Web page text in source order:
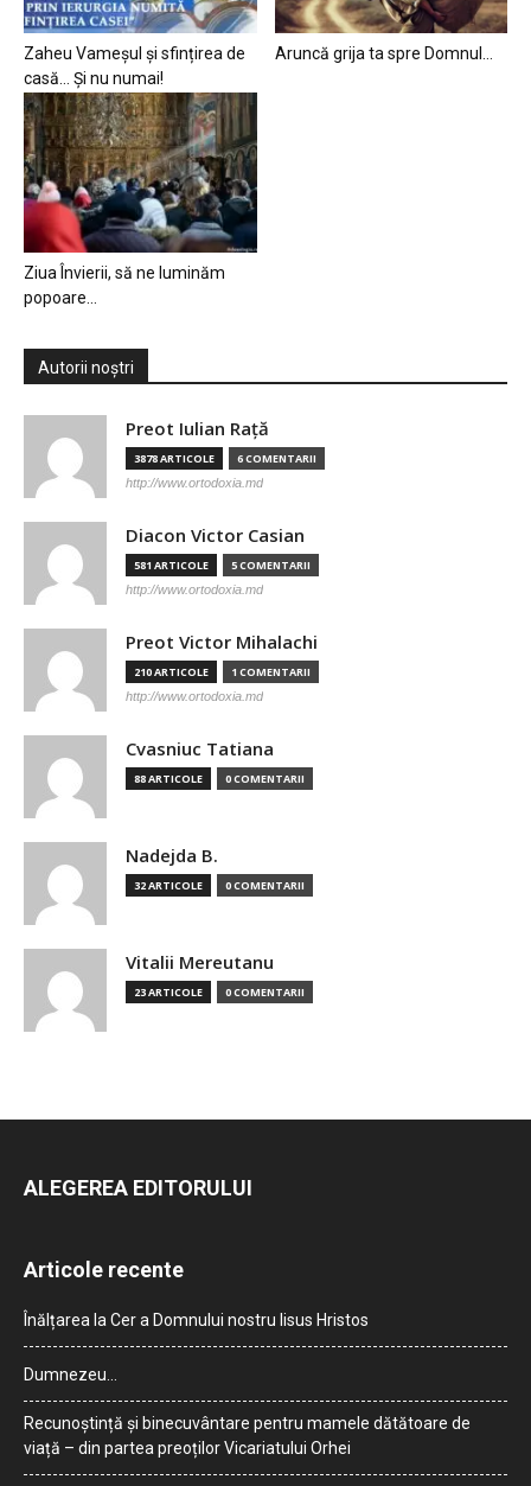
Zaheu Vameșul și sfințirea de
casă… Și nu numai!
Aruncă grija ta spre Domnul…
Ziua Învierii, să ne luminăm
popoare…
Autorii noștri
Preot Iulian Raţă
3878 ARTICOLE 6 COMENTARII
http://www.ortodoxia.md
Diacon Victor Casian
581 ARTICOLE 5 COMENTARII
http://www.ortodoxia.md
Preot Victor Mihalachi
210 ARTICOLE 1 COMENTARII
http://www.ortodoxia.md
Cvasniuc Tatiana
88 ARTICOLE 0 COMENTARII
Nadejda B.
32 ARTICOLE 0 COMENTARII
Vitalii Mereutanu
23 ARTICOLE 0 COMENTARII
ALEGEREA EDITORULUI
Articole recente
Înălțarea la Cer a Domnului nostru Iisus Hristos
Dumnezeu…
Recunoștință și binecuvântare pentru mamele dătătoare de
viață – din partea preoților Vicariatului Orhei